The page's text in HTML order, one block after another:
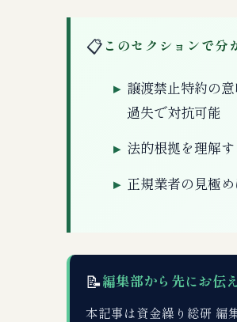
📋 このセクションで分
譲渡禁止特約の
過失で対抗可能
法的根拠を理解
正規業者の見極
📝編集部から先にお伝
本記事は資金繰り総研 編